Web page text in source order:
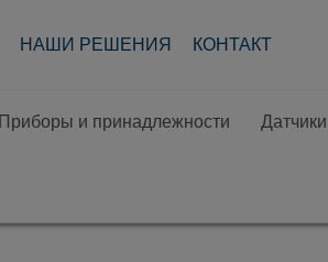
НАШИ РЕШЕНИЯ КОНТАКТ
Приборы и принадлежности